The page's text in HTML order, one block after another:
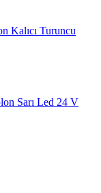
Kalıcı Turuncu
Sarı Led 24 V